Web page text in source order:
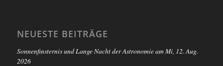
NEUESTE BEITRÄGE
Sonnenfinsternis und Lange Nacht der Astronomie am Mi, 12. Aug.
2026